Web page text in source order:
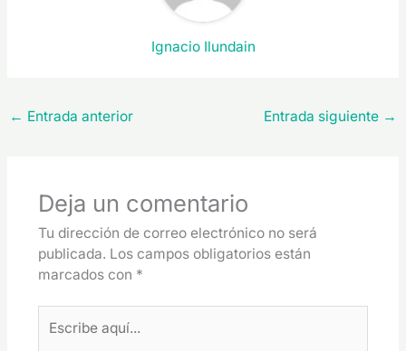
Ignacio Ilundain
← Entrada anterior Entrada siguiente →
Deja un comentario
Tu dirección de correo electrónico no será
publicada. Los campos obligatorios están
marcados con *
aquí...